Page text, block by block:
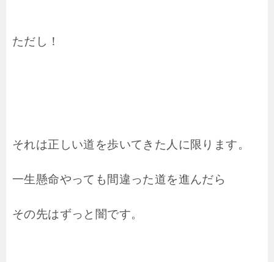
ただし！
それは正しい道を歩いてきた人に限ります。
一生懸命やっても間違った道を進んだら
その先はずっと闇です。